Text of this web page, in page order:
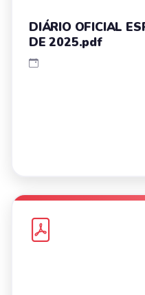
DIÁRIO OFICIAL
DE 2025.pdf